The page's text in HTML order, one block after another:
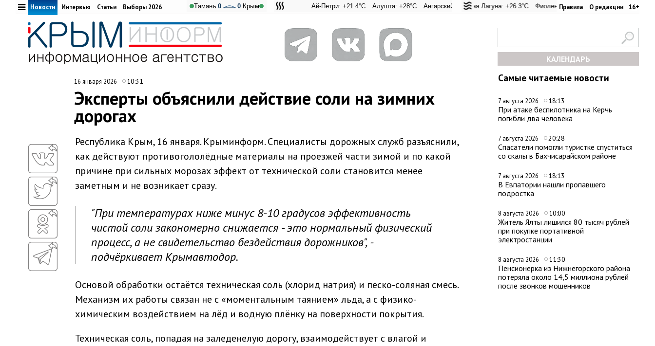
Правила О редакции 16+
Адмиральская Лагуна: +26.3°C Фиолент: +26.6°C Казачья бухта: +26.6°C
Ай-Петри: +21.4°C Алушта: +28°C Ангарский перевал: +24.9°C Евпатория: +33.8°C Керчь: +31°C Никитский сад:
Тамань 0 0 Крым
Новости Интервью Статьи Выборы 2026
КАЛЕНДАРЬ
Самые читаемые новости
7 августа 2026 18:13
При атаке беспилотника на Керчь
погибли два человека
7 августа 2026 20:28
Спасатели помогли туристке спуститься
со скалы в Бахчисарайском районе
7 августа 2026 18:13
В Евпатории нашли пропавшего
подростка
8 августа 2026 10:00
Житель Ялты лишился 80 тысяч рублей
при покупке портативной
электростанции
8 августа 2026 11:30
Пенсионерка из Нижнегорского района
потеряла около 14,5 миллиона рублей
после звонков мошенников
16 января 2026 10:31
Эксперты объяснили действие соли на зимних
дорогах
Республика Крым, 16 января. Крыминформ. Специалисты дорожных служб разъяснили,
как действуют противогололёдные материалы на проезжей части зимой и по какой
причине при сильных морозах эффект от технической соли становится менее
заметным и не возникает сразу.
"При температурах ниже минус 8-10 градусов эффективность
чистой соли закономерно снижается - это нормальный физический
процесс, а не свидетельство бездействия дорожников", -
подчёркивает Крымавтодор.
Основой обработки остаётся техническая соль (хлорид натрия) и песко-соляная смесь.
Механизм их работы связан не с «моментальным таянием» льда, а с физико-
химическим воздействием на лёд и водную плёнку на поверхности покрытия.
Техническая соль, попадая на заледенелую дорогу, взаимодействует с влагой и